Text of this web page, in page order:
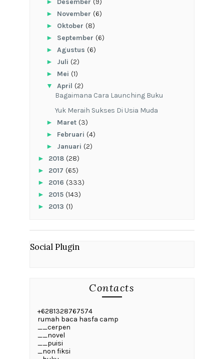
► November (6)
► Oktober (8)
► September (6)
► Agustus (6)
► Juli (2)
► Mei (1)
▼ April (2)
Bagaimana Cara Launching Buku
Yuk Meraih Sukses Di Usia Muda
► Maret (3)
► Februari (4)
► Januari (2)
► 2018 (28)
► 2017 (65)
► 2016 (333)
► 2015 (143)
► 2013 (1)
Social Plugin
Contacts
+6281328767574
rumah baca hasfa camp
__cerpen
__novel
__puisi
_non fiksi